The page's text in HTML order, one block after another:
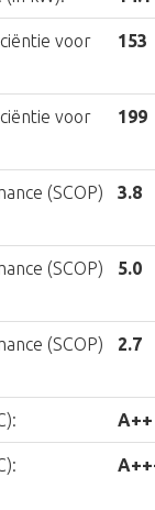
voor
153
voor
199
(SCOP)
3.8
(SCOP)
5.0
(SCOP)
2.7
A++